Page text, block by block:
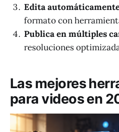
Edita
formato con
Publica en múltiples
resoluciones
Las mejores
para videos en